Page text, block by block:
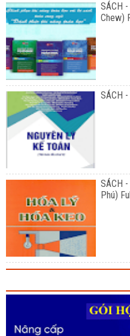
SÁCH
Chew)
SÁCH
SÁCH
Phú)